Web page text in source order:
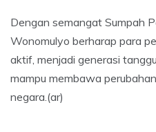
Dengan semangat Sumpah
Wonomulyo berharap para
aktif, menjadi generasi
mampu membawa
negara.(ar)